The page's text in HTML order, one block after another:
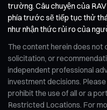
trường. Câu chuyện của
phía trước sẽ tiếp tục thử
như nhận thức rủi ro của
The content herein does not
solicitation, or
independent professional
investment decisions.
prohibit the use of all or a
Restricted Locations. For